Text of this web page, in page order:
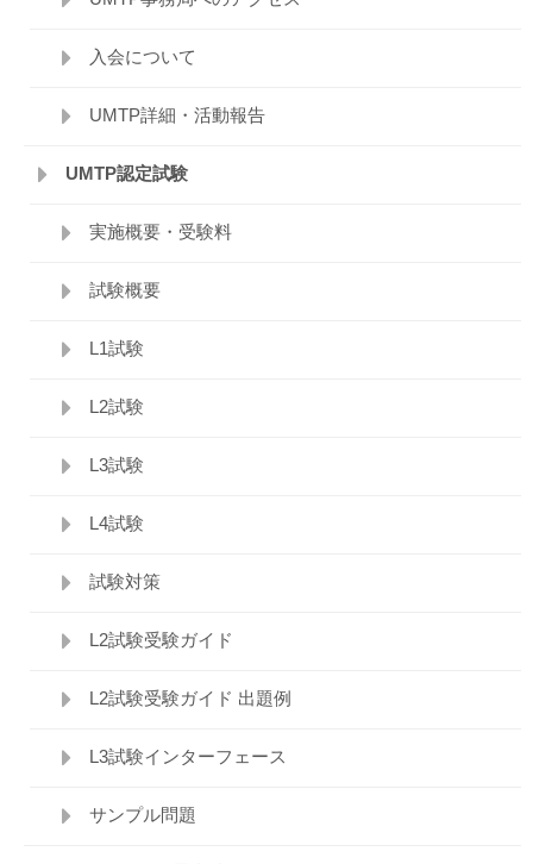
入会について
UMTP詳細・活動報告
UMTP認定試験
実施概要・受験料
試験概要
L1試験
L2試験
L3試験
L4試験
試験対策
L2試験受験ガイド
L2試験受験ガイド 出題例
L3試験インターフェース
サンプル問題